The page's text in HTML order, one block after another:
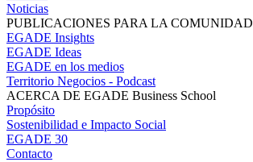
Noticias
PUBLICACIONES PARA LA COMUNIDAD
EGADE Insights
EGADE Ideas
EGADE en los medios
Territorio Negocios - Podcast
ACERCA DE EGADE Business School
Propósito
Sostenibilidad e Impacto Social
EGADE 30
Contacto